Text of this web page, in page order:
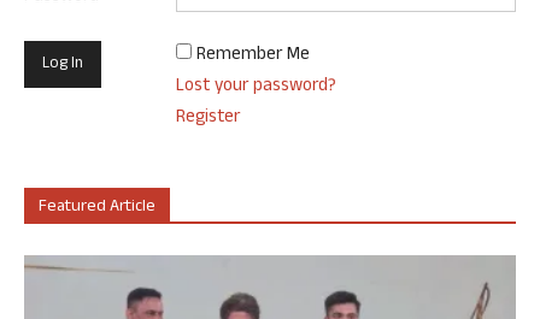
Remember Me
Lost your password?
Register
Featured Article